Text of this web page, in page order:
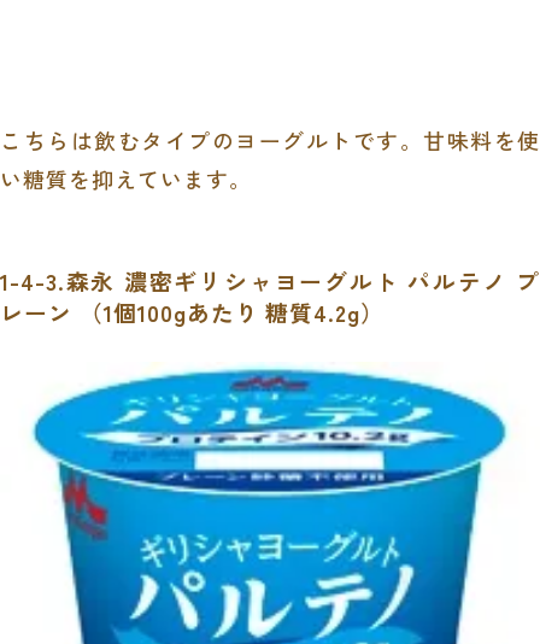
こちらは飲むタイプのヨーグルトです。甘味料を使
い糖質を抑えています。
1-4-3.森永 濃密ギリシャヨーグルト パルテノ プ
レーン （1個100gあたり 糖質4.2g）